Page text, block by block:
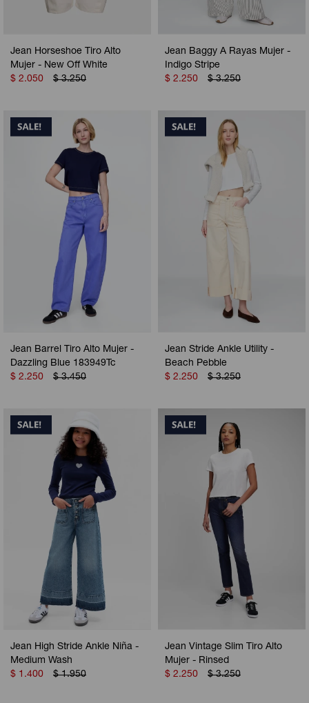
Jean Horseshoe Tiro Alto
Mujer - New Off White
$ 2.050 $ 3.250
Jean Baggy A Rayas Mujer -
Indigo Stripe
$ 2.250 $ 3.250
Jean Barrel Tiro Alto Mujer -
Dazzling Blue 183949Tc
$ 2.250 $ 3.450
Jean Stride Ankle Utility -
Beach Pebble
$ 2.250 $ 3.250
Jean High Stride Ankle Niña -
Medium Wash
$ 1.400 $ 1.950
Jean Vintage Slim Tiro Alto
Mujer - Rinsed
$ 2.250 $ 3.250